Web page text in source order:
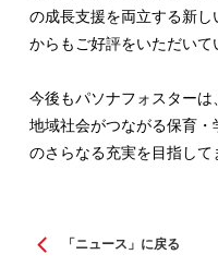
の成長支援を両立する新
からもご好評をいただいて
今後もパソナフォスター
地域社会がつながる保育
のさらなる充実を目指して
「ニュース」に戻る